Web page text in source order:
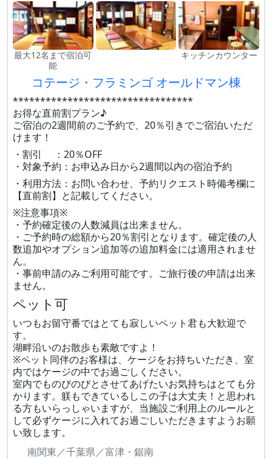
最大12名まで宿泊可
能
キッチンカウンター
コテージ・フラミンゴ オールドマン棟
*********************************
お得な直前割プラン♪
ご宿泊の2週間前のご予約で、20％引きでご宿泊いただ
けます！
・割引 ：20％OFF
・対象予約：お申込み日から2週間以内の宿泊予約
・利用方法：お問い合わせ、予約リクエスト時備考欄に
【直前割】と記載してください。
※注意事項※
・予約確定後の人数減員は出来ません。
・ご予約時の総額から20％割引となります。確定後の人
数追加やオプション追加等の追加料金には適用されませ
ん。
・事前申請のみご利用可能です。ご旅行後の申請は出来
ません。
ペット可
いつもお留守番ではとても寂しいペット君も大歓迎で
す。
湖畔沿いのお散歩も素敵ですよ！
※ペット同伴のお客様は、ケージをお持ちいただき、室
内ではケージの中でお過ごしください。
室内でものびのびとさせてあげたいお気持ちはとても分
かります。躾もできているしこの子は大丈夫！と思われ
る方もいらっしゃいますが、当施設ご利用上のルールと
して必ずケージに入れてお過ごしいただきますようお願
い致します。
南関東／千葉県／富津・鋸南